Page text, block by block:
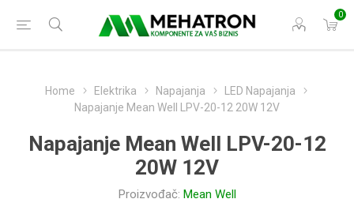
0
Home Elektrika Napajanja
LED Napajanja
Napajanje Mean Well LPV-20-12 20W 12V
Napajanje Mean Well LPV-20-12
20W 12V
Proizvođač: Mean Well